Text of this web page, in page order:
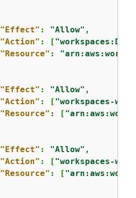
"Effect" : "Allow" ,
"Action" : [
"Resource" :
"Effect" : "Allow" ,
"Action" : ["workspaces-
"Resource" : [
"Effect" : "Allow" ,
"Action" : ["workspaces-
"Resource" : [